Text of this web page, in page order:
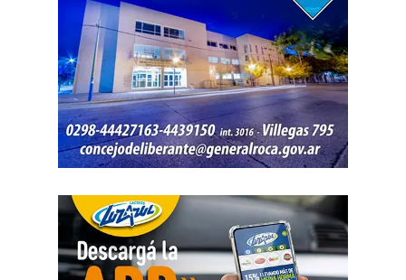
eso, la respuesta del Estado «tiene que ser de carácter
permanente». También destacó que las herramientas
llegan en un contexto que vuelve oportuna la decisión de
invertir: «Estas herramientas llegan en el momento que
tienen que llegar. Si lo hubiésemos hecho tres o cuatro
años antes, nadie se habría animado a arriesgarse; y si lo
hiciéramos dentro de cinco años, el nivel de daño y de
pérdida en nuestras chacras y en nuestras producciones
justo», afirmó.